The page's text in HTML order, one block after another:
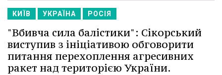
КИЇВ УКРАЇНА РОСІЯ
"Вбивча сила балістики": Сікорський
виступив з ініціативою обговорити
питання перехоплення агресивних
ракет над територією України.